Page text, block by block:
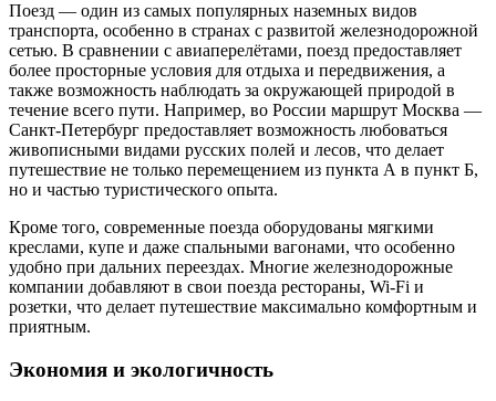
Поезд — один из самых популярных наземных видов
транспорта, особенно в странах с развитой железнодорожной
сетью. В сравнении с авиаперелётами, поезд предоставляет
более просторные условия для отдыха и передвижения, а
также возможность наблюдать за окружающей природой в
течение всего пути. Например, во России маршрут Москва —
Санкт-Петербург предоставляет возможность любоваться
живописными видами русских полей и лесов, что делает
путешествие не только перемещением из пункта А в пункт Б,
но и частью туристического опыта.
Кроме того, современные поезда оборудованы мягкими
креслами, купе и даже спальными вагонами, что особенно
удобно при дальних переездах. Многие железнодорожные
компании добавляют в свои поезда рестораны, Wi-Fi и
розетки, что делает путешествие максимально комфортным и
приятным.
Экономия и экологичность